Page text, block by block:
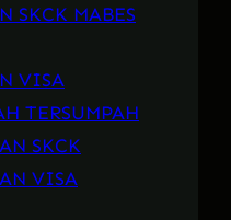
SKCK MABES
VISA
TERSUMPAH
SKCK
VISA